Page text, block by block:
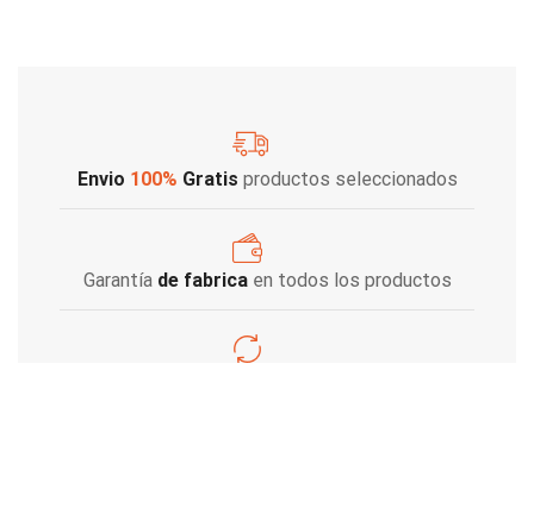
Envio 100% Gratis productos seleccionados
Garantía de fabricaen todos los productos